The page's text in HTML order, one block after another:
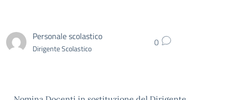
Personale scolastico
Dirigente Scolastico 0